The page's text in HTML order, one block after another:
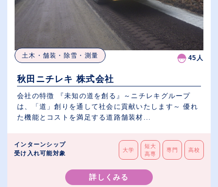
土木・舗装・除雪・測量 45人
秋田ニチレキ 株式会社
会社の特徴 『未知の道を創る』～ニチレキグループ
は、「道」創りを通して社会に貢献いたします～ 優れ
た機能とコストを満足する道路舗装材...
インターンシップ
受け入れ可能対象
大学
短大
高専
専門 高校
詳しくみる